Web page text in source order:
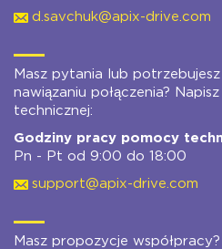
d.savchuk@apix-drive.com
Masz pytania lub
nawiązaniu połączenia?
technicznej:
Godziny pracy pomocy
Pn - Pt od 9:00 do 18:00
support@apix-drive.com
Masz propozycje